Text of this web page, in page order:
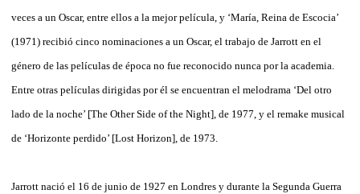
veces a un Oscar, entre ellos a la mejor película, y ‘María, Reina de Escocia’
(1971) recibió cinco nominaciones a un Oscar, el trabajo de Jarrott en el
género de las películas de época no fue reconocido nunca por la academia.
Entre otras películas dirigidas por él se encuentran el melodrama ‘Del otro
lado de la noche’ [The Other Side of the Night], de 1977, y el remake musical
de ‘Horizonte perdido’ [Lost Horizon], de 1973.
Jarrott nació el 16 de junio de 1927 en Londres y durante la Segunda Guerra